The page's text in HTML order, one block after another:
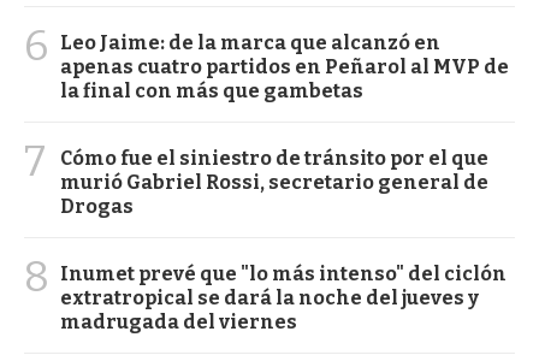
6
Leo Jaime: de la marca que alcanzó en
apenas cuatro partidos en Peñarol al MVP de
la final con más que gambetas
7
Cómo fue el siniestro de tránsito por el que
murió Gabriel Rossi, secretario general de
Drogas
8
Inumet prevé que "lo más intenso" del ciclón
extratropical se dará la noche del jueves y
madrugada del viernes